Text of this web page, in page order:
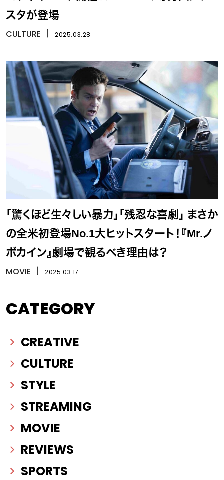
スタが登場
CULTURE 2025.03.28
「驚くほど生々しい暴力」「残忍な喜劇」 まさか
の全米初登場No.1大ヒットスタート！『Mr.ノ
ボカイン』劇場で観るべき理由は？
MOVIE 2025.03.17
CATEGORY
CREATIVE
CULTURE
STYLE
STREAMING
MOVIE
REVIEWS
SPORTS